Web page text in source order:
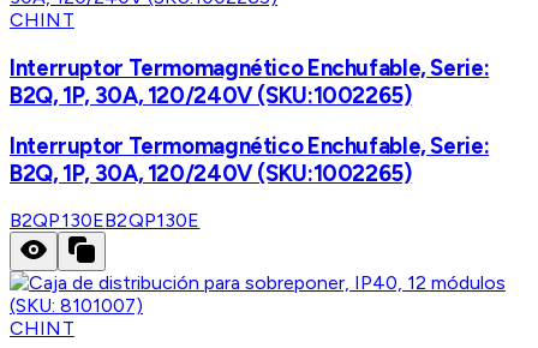
CHINT
Interruptor Termomagnético Enchufable, Serie:
B2Q, 1P, 30A, 120/240V (SKU:1002265)
Interruptor Termomagnético Enchufable, Serie:
B2Q, 1P, 30A, 120/240V (SKU:1002265)
B2QP130EB2QP130E
CHINT